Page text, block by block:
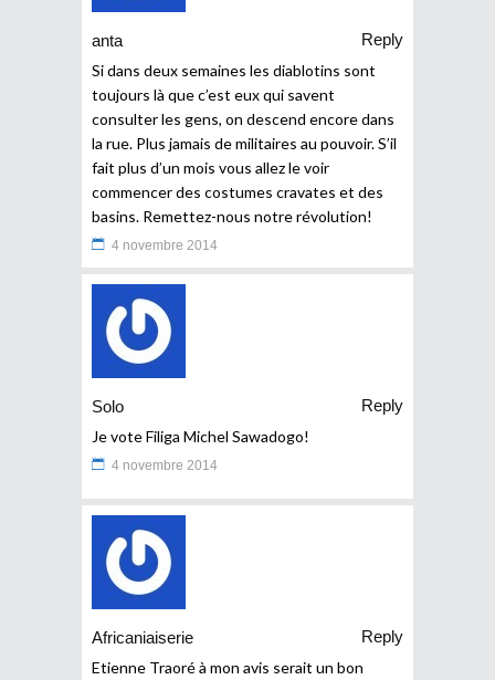
anta
Reply
Si dans deux semaines les diablotins sont
toujours là que c’est eux qui savent
consulter les gens, on descend encore dans
la rue. Plus jamais de militaires au pouvoir. S’il
fait plus d’un mois vous allez le voir
commencer des costumes cravates et des
basins. Remettez-nous notre révolution!
4 novembre 2014
Solo
Reply
Je vote Filiga Michel Sawadogo!
4 novembre 2014
Africaniaiserie
Reply
Etienne Traoré à mon avis serait un bon